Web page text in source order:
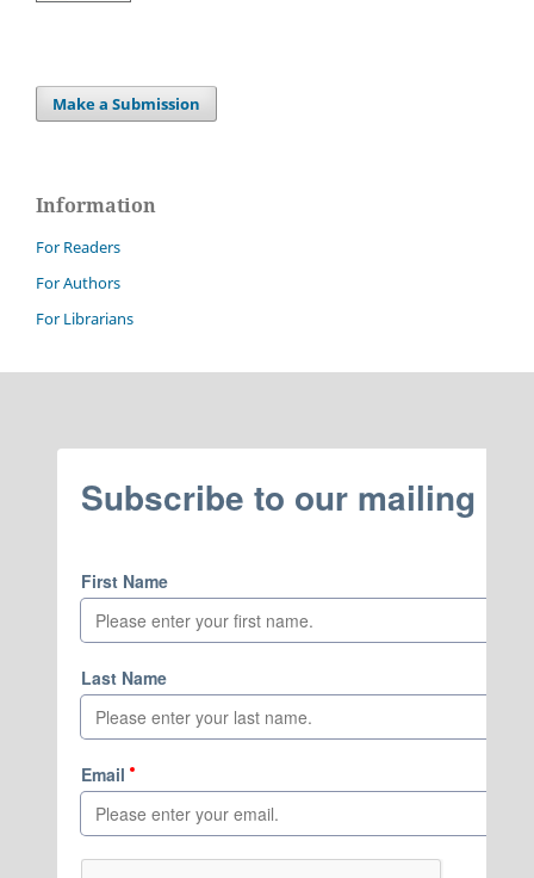
Make a Submission
Information
For Readers
For Authors
For Librarians